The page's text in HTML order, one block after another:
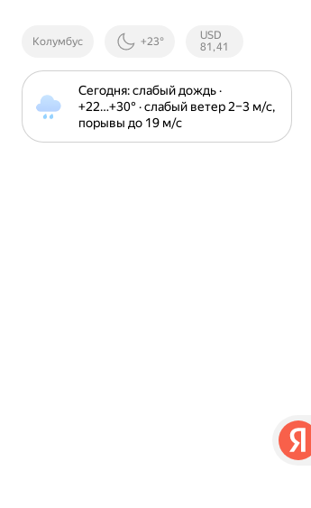
Колумбус +23°
Курсы ЦБ
РФ
USD
81,41
Сегодня: слабый дождь ·
+22⁠…⁠+30⁠° · слабый ветер 2⁠–⁠3 м⁠/⁠с,
порывы до 19 м⁠/⁠с